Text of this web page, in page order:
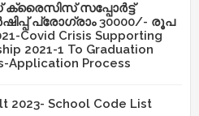
ക്രൈസിസ് സപ്പോർട്ട്
പ്രോഗ്രാം 30000/- രൂപ
Covid Crisis Supporting
2021-1 To Graduation
Application Process
2023- School Code List